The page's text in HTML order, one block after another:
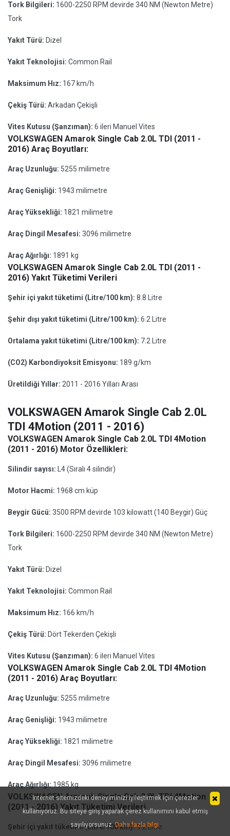
Tork Bilgileri: 1600-2250 RPM devirde 340 NM (Newton Metre)
Tork
Yakıt Türü: Dizel
Yakıt Teknolojisi: Common Rail
Maksimum Hız: 167 km/h
Çekiş Türü: Arkadan Çekişli
Vites Kutusu (Şanzıman): 6 ileri Manuel Vites
VOLKSWAGEN Amarok Single Cab 2.0L TDI (2011 -
2016) Araç Boyutları:
Araç Uzunluğu: 5255 milimetre
Araç Genişliği: 1943 milimetre
Araç Yüksekliği: 1821 milimetre
Araç Dingil Mesafesi: 3096 milimetre
Araç Ağırlığı: 1891 kg
VOLKSWAGEN Amarok Single Cab 2.0L TDI (2011 -
2016) Yakıt Tüketimi Verileri
Şehir içi yakıt tüketimi (Litre/100 km): 8.8 Litre
Şehir dışı yakıt tüketimi (Litre/100 km): 6.2 Litre
Ortalama yakıt tüketimi (Litre/100 km): 7.2 Litre
(CO2) Karbondiyoksit Emisyonu: 189 g/km
Üretildiği Yıllar: 2011 - 2016 Yılları Arası
VOLKSWAGEN Amarok Single Cab 2.0L
TDI 4Motion (2011 - 2016)
VOLKSWAGEN Amarok Single Cab 2.0L TDI 4Motion
(2011 - 2016) Motor Özellikleri:
Silindir sayısı: L4 (Sıralı 4 silindir)
Motor Hacmi: 1968 cm küp
Beygir Gücü: 3500 RPM devirde 103 kilowatt (140 Beygir) Güç
Tork Bilgileri: 1600-2250 RPM devirde 340 NM (Newton Metre)
Tork
Yakıt Türü: Dizel
Yakıt Teknolojisi: Common Rail
Maksimum Hız: 166 km/h
Çekiş Türü: Dört Tekerden Çekişli
Vites Kutusu (Şanzıman): 6 ileri Manuel Vites
VOLKSWAGEN Amarok Single Cab 2.0L TDI 4Motion
(2011 - 2016) Araç Boyutları:
Araç Uzunluğu: 5255 milimetre
Araç Genişliği: 1943 milimetre
Araç Yüksekliği: 1821 milimetre
Araç Dingil Mesafesi: 3096 milimetre
Araç Ağırlığı: 1985 kg
VOLKSWAGEN Amarok Single Cab 2.0L TDI 4Motion
(2011 - 2016) Yakıt Tüketimi Verileri
Şehir içi yakıt tüketimi (Litre/100 km):9.2 Litre
İnternet sitemizdeki deneyiminizi iyileştirmek için çerezler
kullanıyoruz. Bu siteye giriş yaparak çerez kullanımını kabul etmiş
sayılıyorsunuz.Daha fazla bilgi.